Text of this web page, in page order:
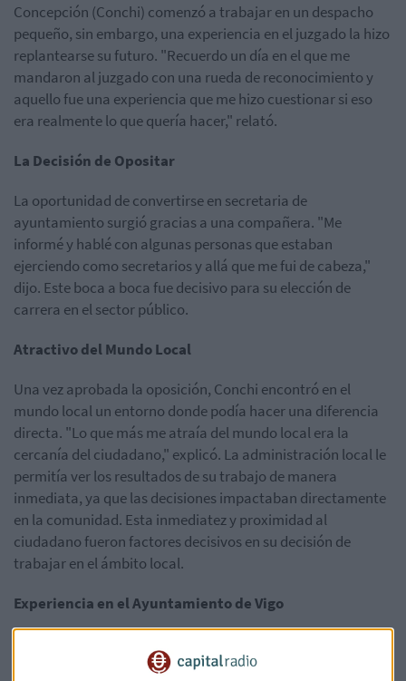
Concepción (Conchi) comenzó a trabajar en un despacho
pequeño, sin embargo, una experiencia en el juzgado la hizo
replantearse su futuro. "Recuerdo un día en el que me
mandaron al juzgado con una rueda de reconocimiento y
aquello fue una experiencia que me hizo cuestionar si eso
era realmente lo que quería hacer," relató.
La Decisión de Opositar
La oportunidad de convertirse en secretaria de
ayuntamiento surgió gracias a una compañera. "Me
informé y hablé con algunas personas que estaban
ejerciendo como secretarios y allá que me fui de cabeza,"
dijo. Este boca a boca fue decisivo para su elección de
carrera en el sector público.
Atractivo del Mundo Local
Una vez aprobada la oposición, Conchi encontró en el
mundo local un entorno donde podía hacer una diferencia
directa. "Lo que más me atraía del mundo local era la
cercanía del ciudadano," explicó. La administración local le
permitía ver los resultados de su trabajo de manera
inmediata, ya que las decisiones impactaban directamente
en la comunidad. Esta inmediatez y proximidad al
ciudadano fueron factores decisivos en su decisión de
trabajar en el ámbito local.
Experiencia en el Ayuntamiento de Vigo
paso en su carrera. "Vigo fue otra Liga tanto a nivel político